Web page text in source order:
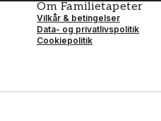
Om Familietapeter
Vilkår & betingelser
Data- og privatlivspolitik
Cookiepolitik